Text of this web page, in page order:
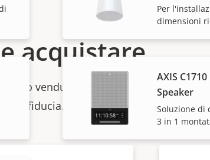
Per
dimensioni
AXIS
Speaker
Soluzione di
3 in 1
acquistare
venduti e installati da esperti dei
fiducia.